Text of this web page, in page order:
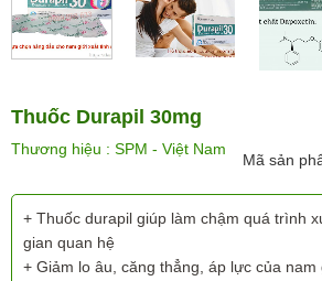
Thuốc Durapil 30mg
Thương hiệu : SPM - Việt Nam
Mã sản
+ Thuốc durapil giúp làm chậm quá trình
gian quan hệ
+ Giảm lo âu, căng thẳng, áp lực của